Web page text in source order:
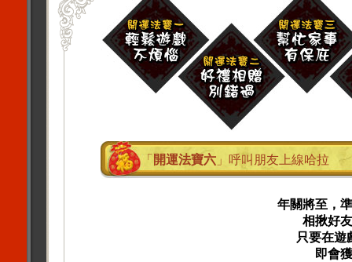
「 開運法寶六 」呼叫朋友上線哈拉
年關將至，
相揪好
只要在遊
即會